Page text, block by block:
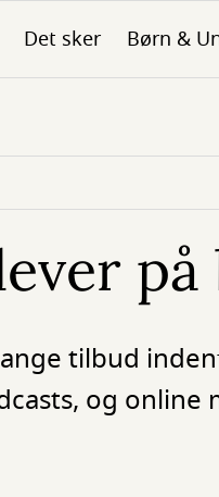
Det sker Børn &
tilbud
og online